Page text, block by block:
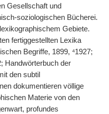
Gesellschaft und
soziologischen Bücherei.
Gebiete.
fertiggestellten Lexika
Begriffe, 1899, ⁴1927;
Handwörterbuch der
den subtil
dokumentieren völlige
Materie von den
profundes